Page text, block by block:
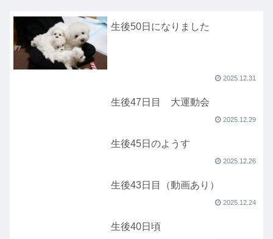
生後50日になりました
2025.12.31
生後47日目 大運動会
2025.12.29
生後45日のようす
2025.12.26
生後43日目（動画あり）
2025.12.24
生後40日頃